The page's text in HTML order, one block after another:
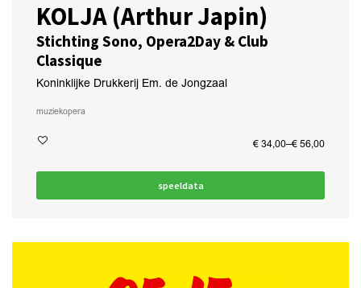
KOLJA (Arthur Japin)
Stichting Sono, Opera2Day & Club
Classique
Koninklijke Drukkerij Em. de Jongzaal
muziekopera
€ 34,00–€ 56,00
speeldata